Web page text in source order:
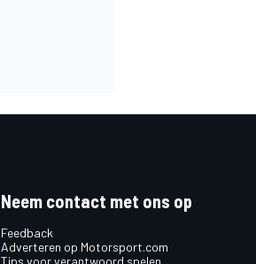
Neem contact met ons op
Feedback
Adverteren op Motorsport.com
Tips voor verantwoord spelen